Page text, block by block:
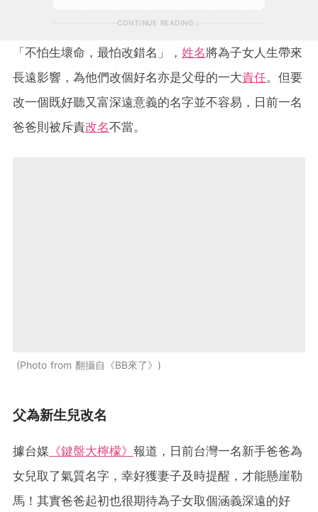
CONTINUE READING
「不怕生壞命，最怕改錯名」， 姓名將為子女人生帶來
長遠影響，為他們改個好名亦是父母的一大責任。但要
改一個既好聽又富深遠意義的名字並不容易，日前一名
爸爸則被斥責改名不當。
Photo from 翻攝自《BB來了》
父為新生兒改名
據台媒 《鍵盤大檸檬》 報道，日前台灣一名新手爸爸為
女兒取了氣質名字，幸好獲妻子及時提醒，才能懸崖勒
馬！其實爸爸起初也很期待為子女取個涵義深遠的好